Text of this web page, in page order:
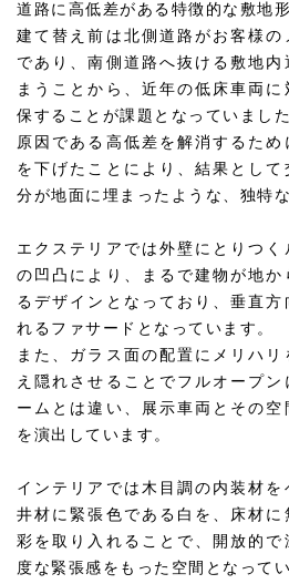
道路に高低差がある特徴的な敷地形
建て替え前は北側道路がお客様
であり、南側道路へ抜ける敷地
まうことから、近年の低床車両
保することが課題となっていました
原因である高低差を解消するた
を下げたことにより、結果とし
分が地面に埋まったような、独特
エクステリアでは外壁にとりつ
の凹凸により、まるで建物が地
るデザインとなっており、垂直
れるファサードとなっています。
また、ガラス面の配置にメリハ
え隠れさせることでフルオープ
ームとは違い、展示車両とその
を演出しています。
インテリアでは木目調の内装材
井材に緊張色である白を、床材
彩を取り入れることで、開放的
度な緊張感をもった空間となってい